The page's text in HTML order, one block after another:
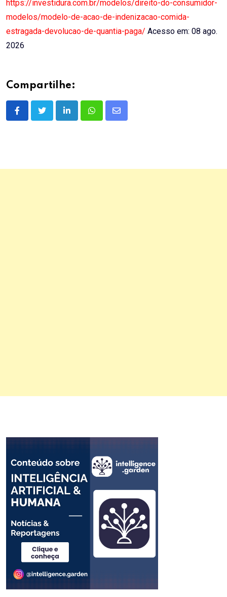
https://investidura.com.br/modelos/direito-do-consumidor-
modelos/modelo-de-acao-de-indenizacao-comida-
estragada-devolucao-de-quantia-paga/ Acesso em: 08 ago.
2026
Compartilhe:
LinkedInWhatsappShare